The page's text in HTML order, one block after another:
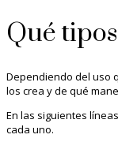
Qué
Dependiendo del uso
los crea y de qué
En las siguientes
cada uno.